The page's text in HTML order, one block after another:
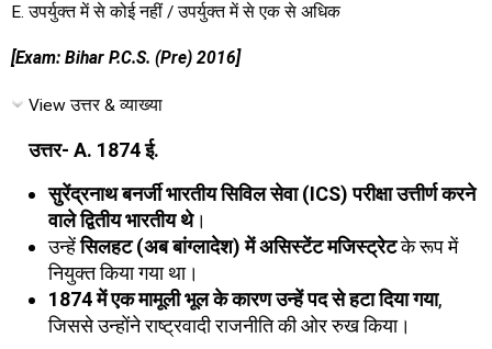
E. उपर्युक्त में से कोई नहीं / उपर्युक्त में से एक से अधिक
[Exam: Bihar P.C.S. (Pre) 2016]
View उत्तर & व्याख्या
उत्तर- A. 1874 ई.
सुरेंद्रनाथ बनर्जी भारतीय सिविल सेवा (ICS) परीक्षा उत्तीर्ण करने
वाले द्वितीय भारतीय थे।
उन्हेंसिलहट (अब बांग्लादेश) में असिस्टेंट मजिस्ट्रेटके रूप में
नियुक्त किया गया था।
1874 में एक मामूली भूल के कारण उन्हें पद से हटा दिया गया,
जिससे उन्होंने राष्ट्रवादी राजनीति की ओर रुख किया।